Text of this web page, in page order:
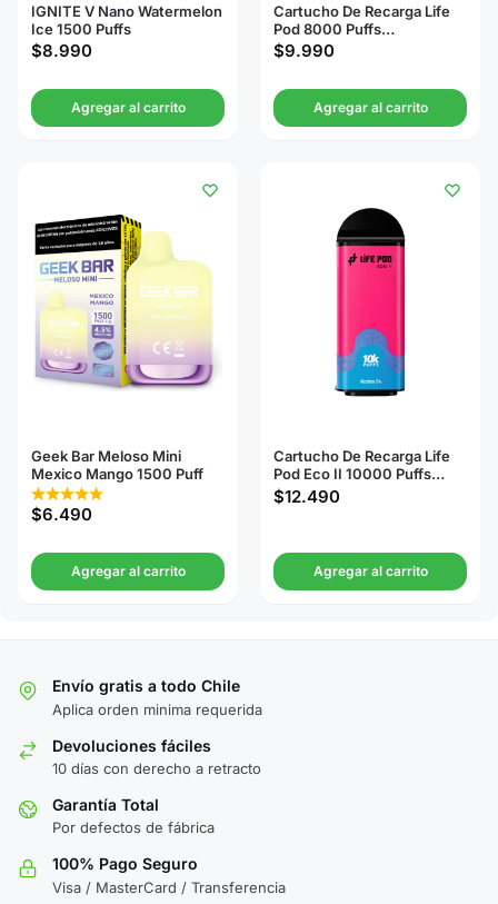
IGNITE V Nano Watermelon
Ice 1500 Puffs
$8.990
Agregar al carrito
Cartucho De Recarga Life
Pod 8000 Puffs
Watermelon Bubblegum
$9.990
Agregar al carrito
Geek Bar Meloso Mini
Mexico Mango 1500 Puff
$6.490
Agregar al carrito
Cartucho De Recarga Life
Pod Eco II 10000 Puffs
Dragon Fruit Ice
$12.490
Agregar al carrito
Envío gratis a todo Chile
Aplica orden minima requerida
Devoluciones fáciles
10 días con derecho a retracto
Garantía Total
Por defectos de fábrica
100% Pago Seguro
Visa / MasterCard / Transferencia